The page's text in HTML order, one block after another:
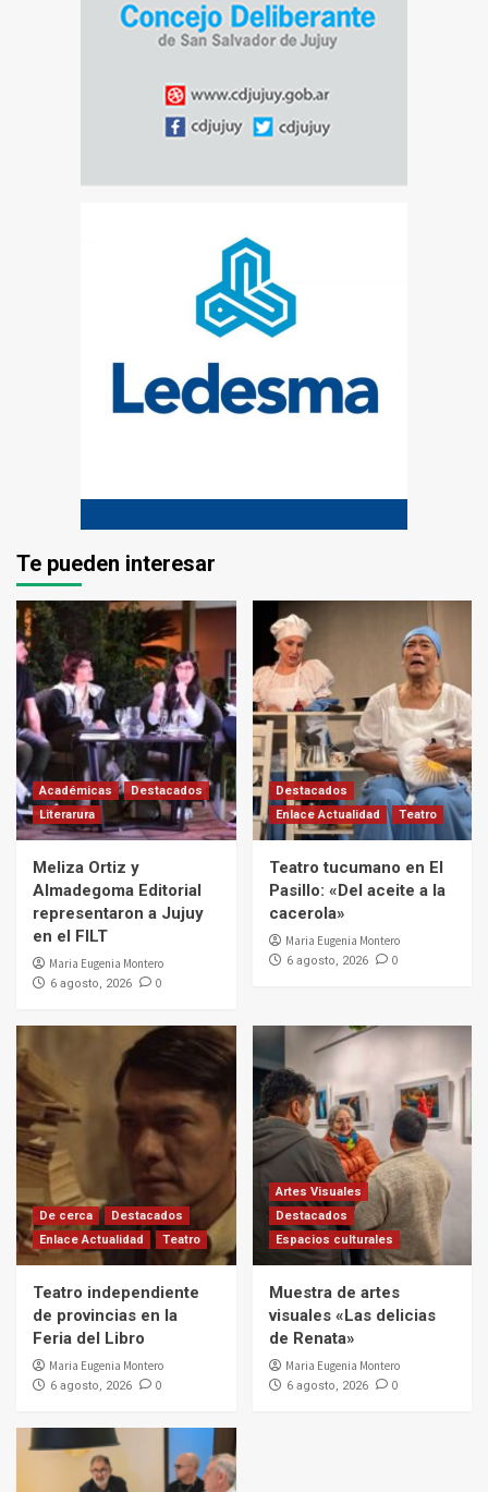
Te pueden interesar
Académicas
Destacados
Literarura
Meliza Ortiz y
Almadegoma Editorial
representaron a Jujuy
en el FILT
Maria Eugenia Montero
6 agosto, 2026 0
Destacados
Enlace Actualidad
Teatro
Teatro tucumano en El
Pasillo: «Del aceite a la
cacerola»
Maria Eugenia Montero
6 agosto, 2026 0
De cerca
Destacados
Enlace Actualidad
Teatro
Teatro independiente
de provincias en la
Feria del Libro
Maria Eugenia Montero
6 agosto, 2026 0
Artes Visuales
Destacados
Espacios culturales
Muestra de artes
visuales «Las delicias
de Renata»
Maria Eugenia Montero
6 agosto, 2026 0